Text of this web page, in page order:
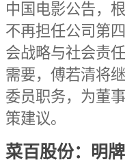
中国电影公告，
不再担任公司第
会战略与社会责
需要，傅若清将
委员职务，为董
策建议。
菜百股份：明